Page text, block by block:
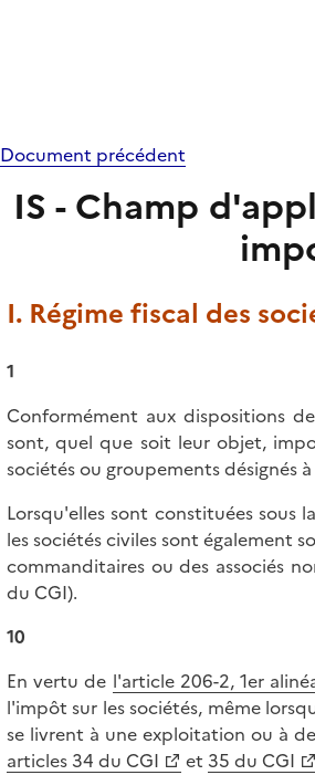
Document précédent
IS - Champ
I. Régime fiscal des
1
Conformément aux dispositions
sont, quel que soit leur objet,
sociétés ou groupements désignés
Lorsqu'elles sont constituées
les sociétés civiles sont également
commanditaires ou des associés
du CGI).
10
En vertu de l'article 206-2, 1er
l'impôt sur les sociétés, même
se livrent à une exploitation ou à
articles 34 du CGI
et 35 du CGI